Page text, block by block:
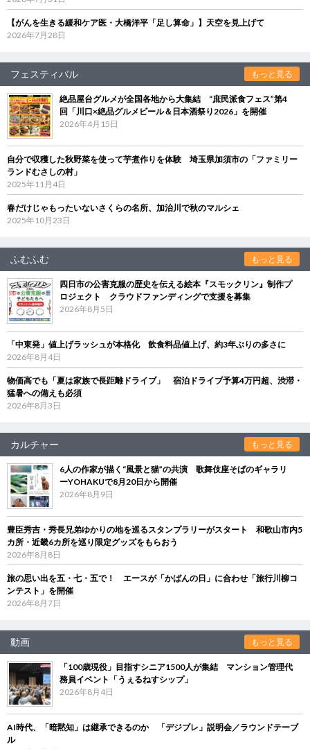
【がんを生きる緩和ケア医・大橋洋平「足し算命」】天空を見上げて
2026年7月28日
フェスティバル もっと見る
絶品屋台グルメが全国各地から大集結 “庶民派食フェス”第4
回「川口×絶品グルメビール＆日本酒祭り2026」を開催
2026年4月15日
自分で収穫した秋野菜を使って芋煮作りを体験 埼玉県加須市の「ファミリー
ランドむさしの村」
2025年11月4日
春だけじゃもったいないさくらの名所、加治川で秋のマルシェ
2025年10月23日
ふむふむ もっと見る
四日市の公害克服の歴史を伝える絵本『スモックリン』制作プ
ロジェクト クラウドファンディングで支援を募集
2026年8月5日
「中東発」値上げラッシュが本格化 飲食料品値上げ、約3年ぶりの多さに
2026年8月4日
物価高でも「夏は家族で長距離ドライブ」 宿泊ドライブ予算4万円超、渋滞・
猛暑への備えも必須
2026年8月3日
カルチャー もっと見る
6人の作家が描く“風景と猫”の共演 歌舞伎座そばのギャラリ
ーYOHAKUで8月20日から開催
2026年8月9日
豊臣秀吉・秀長兄弟ゆかりの地を巡るスタンプラリーがスタート 和歌山市内5
カ所・近畿6カ所を巡り限定グッズをもらおう
2026年8月8日
旅の思い出を五・七・五で！ エースが「かばんの日」に合わせ「旅行川柳コ
ンテスト」を開催
2026年8月7日
動画 もっと見る
「100歳現役」目指すシニア1500人が集結 マンション管理代
務員イベント「うぇるねすシップ」
2026年8月4日
AI時代、「暗黙知」は継承できるのか 「デジブレ」説明会／ラウンドテーブ
ル